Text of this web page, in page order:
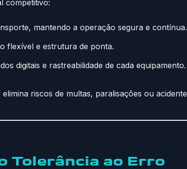
competitivo:
mantendo a operação segura e contínua.
flexível e estrutura de ponta.
digitais e rastreabilidade de cada equipamento.
elimina riscos de multas, paralisações ou
Tolerância ao Erro